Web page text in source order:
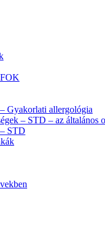
Gyakorlati allergológia
– STD – az általános
STD